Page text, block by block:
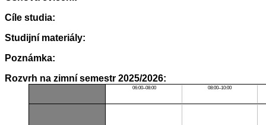
Cíle studia:
Studijní materiály:
Poznámka:
Rozvrh na zimní semestr 2025/2026:
06:00–08:00 08:00–10:00